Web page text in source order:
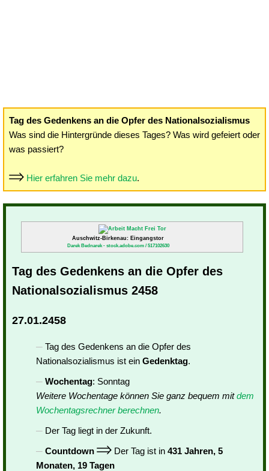
Tag des Gedenkens an die Opfer des Nationalsozialismus
Was sind die Hintergründe dieses Tages? Was wird gefeiert oder
was passiert?
Hier erfahren Sie mehr dazu.
Auschwitz-Birkenau: Eingangstor
Darek Bednarek - stock.adobe.com / 517102630
Tag des Gedenkens an die Opfer des
Nationalsozialismus 2458
27.01.2458
Tag des Gedenkens an die Opfer des
Nationalsozialismus ist ein Gedenktag.
Wochentag: Sonntag
Weitere Wochentage können Sie ganz bequem mitdem
Wochentagsrechner berechnen.
Der Tag liegt in der Zukunft.
Countdown
Der Tag ist in 431 Jahren, 5
Monaten, 19 Tagen